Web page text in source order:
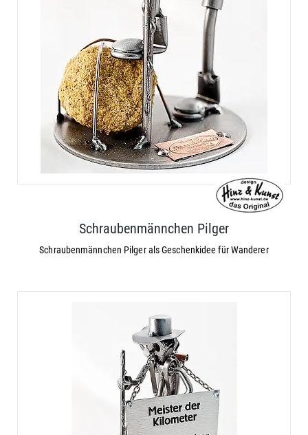
Schraubenmännchen Pilger
Schraubenmännchen Pilger als Geschenkidee für Wanderer